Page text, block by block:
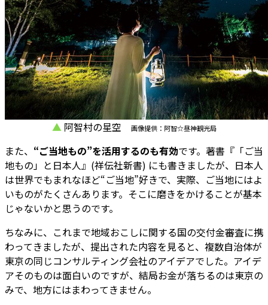
▲ 阿智村の星空 画像提供：阿智☆昼神観光局
また、 “ご当地もの”を活用するのも有効です。著書『「ご当
地もの」と日本人』(祥伝社新書) にも書きましたが、日本人
は世界でもまれなほど“ご当地”好きで、実際、ご当地にはよ
いものがたくさんあります。そこに磨きをかけることが基本
じゃないかと思うのです。
ちなみに、これまで地域おこしに関する国の交付金審査に携
わってきましたが、提出された内容を見ると、複数自治体が
東京の同じコンサルティング会社のアイデアでした。アイデ
アそのものは面白いのですが、結局お金が落ちるのは東京の
みで、地方にはまわってきません。